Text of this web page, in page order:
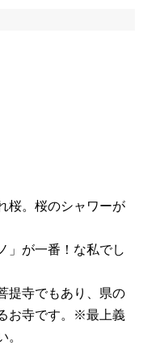
桜。桜のシャワーが
」が一番！な私でし
提寺でもあり、県の
お寺です。※最上義
。